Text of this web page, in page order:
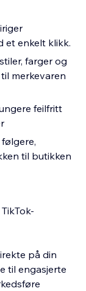
et enkelt klikk.
farger og
merkevaren
feilfritt
til butikken
på din
til engasjerte